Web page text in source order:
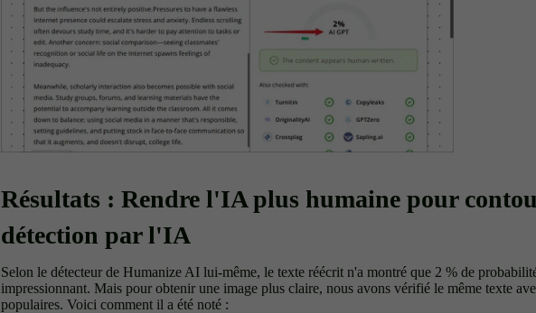
Résultats : Rendre l'IA plus humaine pour
détection par l'IA
Selon le détecteur de Humanize AI lui-même, le texte réécrit n'a montré que 2 % de
impressionnant. Mais pour obtenir une image plus claire, nous avons vérifié le même texte
populaires. Voici comment il a été noté :